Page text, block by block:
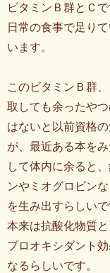
ビタミンＢ群とＣで
日常の食事で足り
います。
このビタミンＢ群
取しても余ったや
はないと以前資格
が、最近ある本を
して体内に余ると
ンやミオグロビン
を生み出すらしいで
本来は抗酸化物質
プロオキシダント
なるらしいです。